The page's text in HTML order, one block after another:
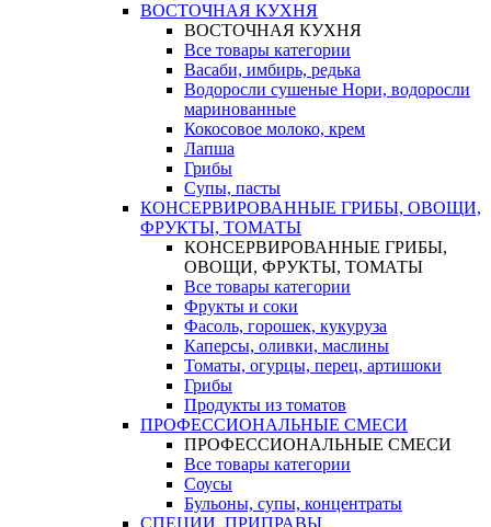
ВОСТОЧНАЯ КУХНЯ
ВОСТОЧНАЯ КУХНЯ
Все товары категории
Васаби, имбирь, редька
Водоросли сушеные Нори, водоросли
маринованные
Кокосовое молоко, крем
Лапша
Грибы
Супы, пасты
КОНСЕРВИРОВАННЫЕ ГРИБЫ, ОВОЩИ,
ФРУКТЫ, ТОМАТЫ
КОНСЕРВИРОВАННЫЕ ГРИБЫ,
ОВОЩИ, ФРУКТЫ, ТОМАТЫ
Все товары категории
Фрукты и соки
Фасоль, горошек, кукуруза
Каперсы, оливки, маслины
Томаты, огурцы, перец, артишоки
Грибы
Продукты из томатов
ПРОФЕССИОНАЛЬНЫЕ СМЕСИ
ПРОФЕССИОНАЛЬНЫЕ СМЕСИ
Все товары категории
Соусы
Бульоны, супы, концентраты
СПЕЦИИ, ПРИПРАВЫ